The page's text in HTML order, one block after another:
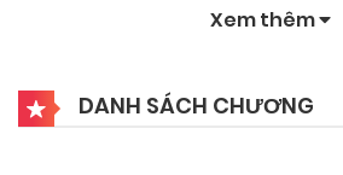
Xem thêm
DANH SÁCH CHƯƠNG